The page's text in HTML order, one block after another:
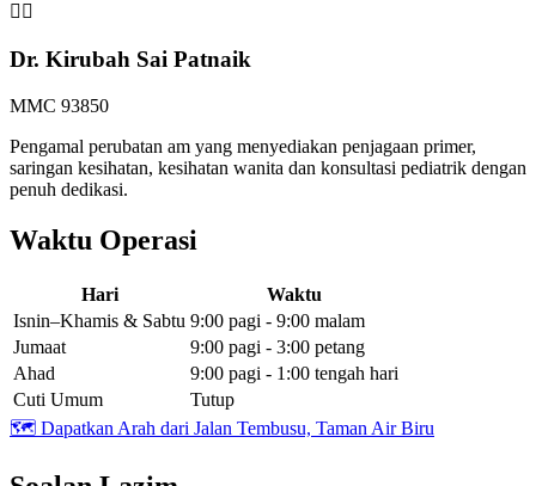
👩‍⚕️
Dr. Kirubah Sai Patnaik
MMC 93850
Pengamal perubatan am yang menyediakan penjagaan primer,
saringan kesihatan, kesihatan wanita dan konsultasi pediatrik dengan
penuh dedikasi.
Waktu Operasi
Hari
Waktu
Isnin–Khamis & Sabtu 9:00 pagi - 9:00 malam
Jumaat
9:00 pagi - 3:00 petang
Ahad
9:00 pagi - 1:00 tengah hari
Cuti Umum
Tutup
🗺️ Dapatkan Arah dari Jalan Tembusu, Taman Air Biru